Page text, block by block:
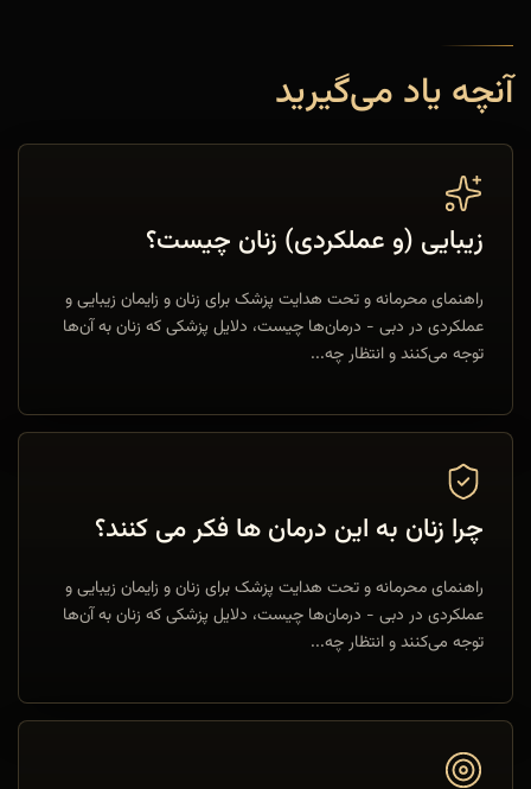
آنچه یاد می‌گیرید
زیبایی (و عملکردی) زنان چیست؟
راهنمای محرمانه و تحت هدایت پزشک برای زنان و زایمان زیبایی و
عملکردی در دبی - درمان‌ها چیست، دلایل پزشکی که زنان به آن‌ها
توجه می‌کنند و انتظار چه...
چرا زنان به این درمان ها فکر می کنند؟
راهنمای محرمانه و تحت هدایت پزشک برای زنان و زایمان زیبایی و
عملکردی در دبی - درمان‌ها چیست، دلایل پزشکی که زنان به آن‌ها
توجه می‌کنند و انتظار چه...